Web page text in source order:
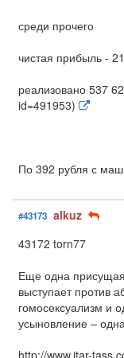
среди прочего
чистая прибыль -
реализовано 537
id=491953)
По 392 рубля с
#43173 alkuz
43172 torn77
Еще одна
выступает против
гомосексуализм и
усыновление –